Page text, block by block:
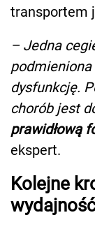
transportem
– Jedna
dysfunkcję.
chorób jest
prawidłową
ekspert.
Kolejne